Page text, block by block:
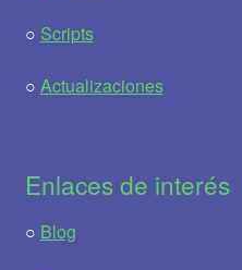
○ Scripts
○ Actualizaciones
Enlaces de interés
○ Blog